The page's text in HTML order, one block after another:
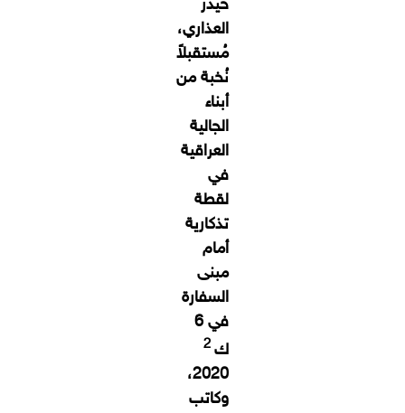
حيدر
العذاري،
مُستقبلاً
نُخبة من
أبناء
الجالية
العراقية
في
لقطة
تذكارية
أمام
مبنى
السفارة
في 6
ك
2020،
وكاتب